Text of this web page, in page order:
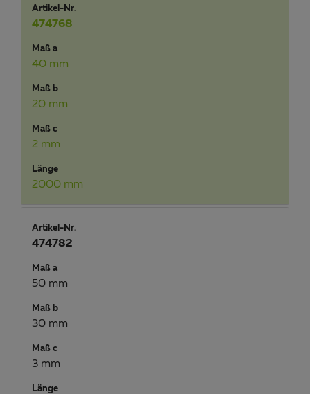
Artikel-Nr.
474768
Maß a
40 mm
Maß b
20 mm
Maß c
2 mm
Länge
2000 mm
Artikel-Nr.
474782
Maß a
50 mm
Maß b
30 mm
Maß c
3 mm
Länge